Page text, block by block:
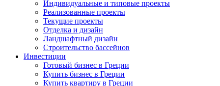
Индивидуальные и типовые проекты
Реализованные проекты
Текущие проекты
Отделка и дизайн
Ландшафтный дизайн
Строительство бассейнов
Инвестиции
Готовый бизнес в Греции
Купить бизнес в Греции
Купить квартиру в Греции